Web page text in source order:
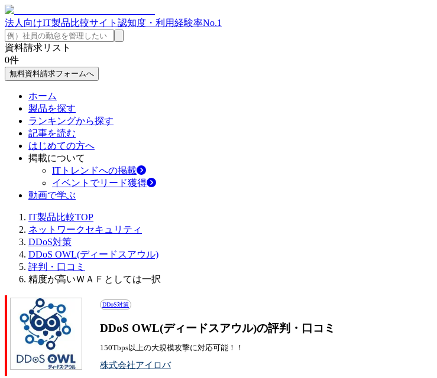
法人向けIT製品比較サイト 認知度・利用経験率No.1
資料請求リスト
0件
無料資料請求フォームへ
ホーム
製品を探す
ランキングから探す
記事を読む
はじめての方へ
掲載について
ITトレンドへの掲載
イベントでリード獲得
動画で学ぶ
IT製品比較TOP
ネットワークセキュリティ
DDoS対策
DDoS OWL(ディードスアウル)
評判・口コミ
精度が高いＷＡＦとしては一択
DDoS対策
DDoS OWL(ディードスアウル)の評判・口コミ
150Tbps以上の大規模攻撃に対応可能！！
株式会社アイロバ